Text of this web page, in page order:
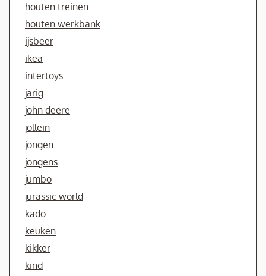
houten treinen
houten werkbank
ijsbeer
ikea
intertoys
jarig
john deere
jollein
jongen
jongens
jumbo
jurassic world
kado
keuken
kikker
kind